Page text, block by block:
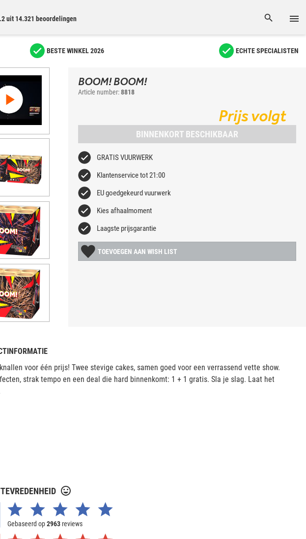
uit 14.321 beoordelingen
BESTE WINKEL 2026 ECHTE SPECIALISTEN
BOOM! BOOM!
Article number:8818
Prijs volgt
BINNENKORT BESCHIKBAAR
GRATIS VUURWERK
Klantenservice tot 21:00
EU goedgekeurd vuurwerk
Kies afhaalmoment
Laagste prijsgarantie
TOEVOEGEN AAN WISH LIST
voor één prijs! Twee stevige cakes, samen goed voor een verrassend vette show.
strak tempo en een deal die hard binnenkomt: 1 + 1 gratis. Sla je slag. Laat het
Gebaseerd op2963reviews